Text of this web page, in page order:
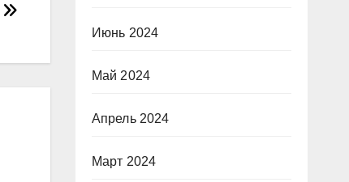
Июнь 2024
Май 2024
Апрель 2024
Март 2024